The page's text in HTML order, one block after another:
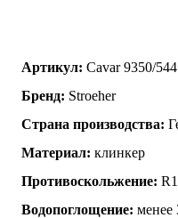
Артикул: Cavar 9350/
Бренд: Stroeher
Страна производства:
Материал: клинкер
Противоскольжение:
Водопоглощение: менее